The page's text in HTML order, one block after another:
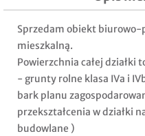
Sprzedam obiekt
mieszkalną.
Powierzchnia całej działki
- grunty rolne klasa IVa i
bark planu
przekształcenia w działki
budowlane )